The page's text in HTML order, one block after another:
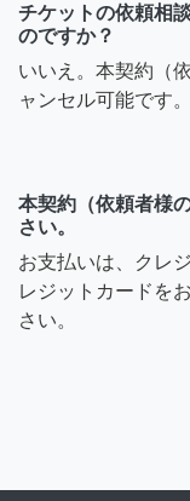
チケットの依頼相
のですか？
いいえ。本契約（
ャンセル可能です。
本契約（依頼者様
さい。
お支払いは、クレ
レジットカードを
さい。